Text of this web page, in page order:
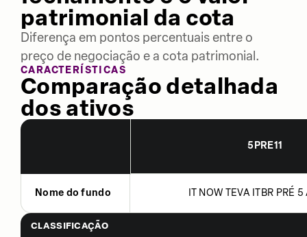
patrimonial da cota
Diferença em pontos percentuais entre o
preço de negociação e a cota patrimonial.
CARACTERÍSTICAS
Comparação detalhada
dos ativos
5PRE11
Nome do fundo IT NOW TEVA ITBR PRÉ
CLASSIFICAÇÃO